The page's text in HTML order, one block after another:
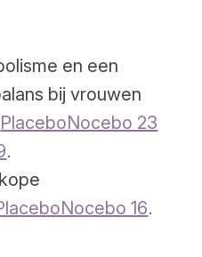
en een
bij vrouwen
PlaceboNocebo 23
.
16.